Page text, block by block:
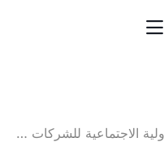

رؤيتنا للمسؤولية الاجتماعية للشركات (CSR)